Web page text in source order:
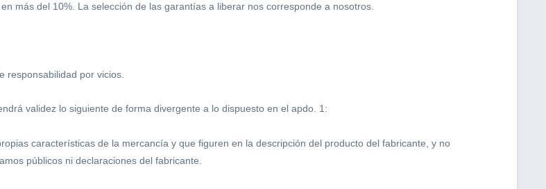
más del 10%. La selección de las garantías a liberar nos corresponde a nosotros.
responsabilidad por vicios.
validez lo siguiente de forma divergente a lo dispuesto en el apdo. 1:
características de la mercancía y que figuren en la descripción del producto del fabricante, y no
públicos ni declaraciones del fabricante.